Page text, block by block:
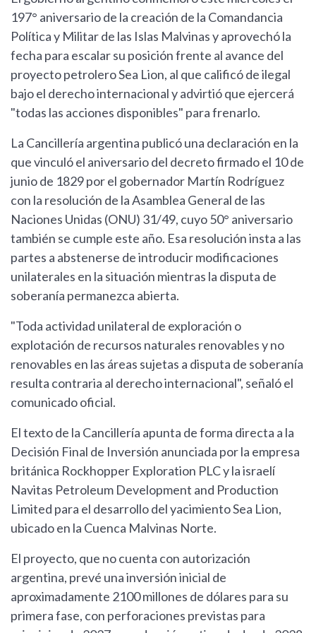
197° aniversario de la creación de la Comandancia
Política y Militar de las Islas Malvinas y aprovechó la
fecha para escalar su posición frente al avance del
proyecto petrolero Sea Lion, al que calificó de ilegal
bajo el derecho internacional y advirtió que ejercerá
"todas las acciones disponibles" para frenarlo.
La Cancillería argentina publicó una declaración en la
que vinculó el aniversario del decreto firmado el 10 de
junio de 1829 por el gobernador Martín Rodríguez
con la resolución de la Asamblea General de las
Naciones Unidas (ONU) 31/49, cuyo 50° aniversario
también se cumple este año. Esa resolución insta a las
partes a abstenerse de introducir modificaciones
unilaterales en la situación mientras la disputa de
soberanía permanezca abierta.
"Toda actividad unilateral de exploración o
explotación de recursos naturales renovables y no
renovables en las áreas sujetas a disputa de soberanía
resulta contraria al derecho internacional", señaló el
comunicado oficial.
El texto de la Cancillería apunta de forma directa a la
Decisión Final de Inversión anunciada por la empresa
británica Rockhopper Exploration PLC y la israelí
Navitas Petroleum Development and Production
Limited para el desarrollo del yacimiento Sea Lion,
ubicado en la Cuenca Malvinas Norte.
El proyecto, que no cuenta con autorización
argentina, prevé una inversión inicial de
aproximadamente 2100 millones de dólares para su
primera fase, con perforaciones previstas para